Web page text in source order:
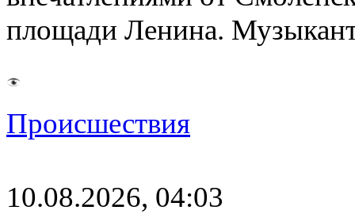
площади Ленина.
Происшествия
10.08.2026, 04:03